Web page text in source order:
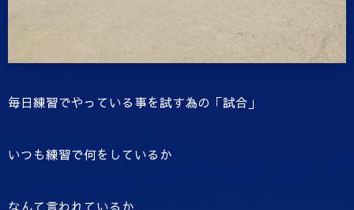
毎日練習でやっている事を試す為の「試合」
いつも練習で何をしているか
なんて言われているか